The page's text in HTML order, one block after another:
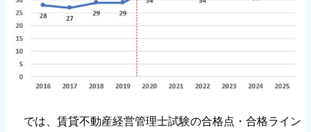
では、賃貸不動産経営管理士試験の合格点・合格ライン